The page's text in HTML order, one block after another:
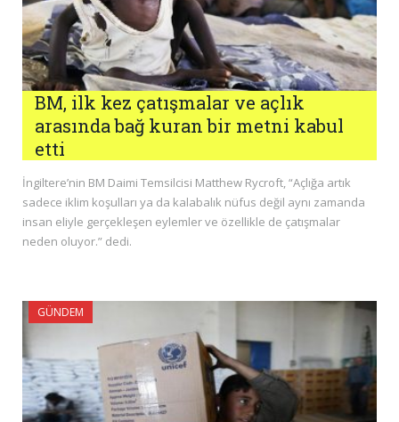
BM, ilk kez çatışmalar ve açlık
arasında bağ kuran bir metni kabul
etti
İngiltere’nin BM Daimi Temsilcisi Matthew Rycroft, “Açlığa artık
sadece iklim koşulları ya da kalabalık nüfus değil aynı zamanda
insan eliyle gerçekleşen eylemler ve özellikle de çatışmalar
neden oluyor.” dedi.
GÜNDEM